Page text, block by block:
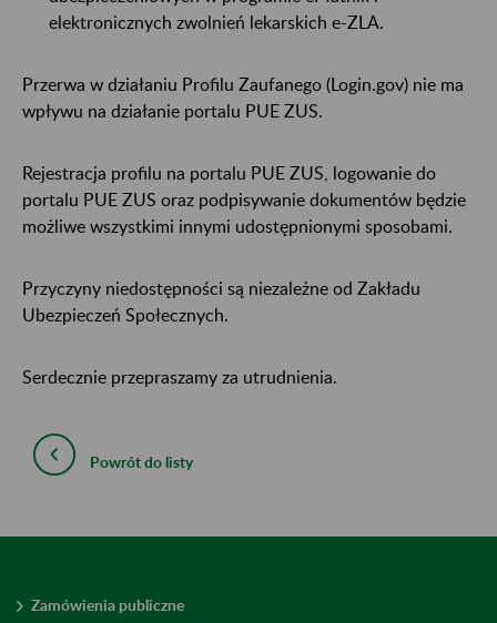
elektronicznych zwolnień lekarskich e-ZLA.
Przerwa w działaniu Profilu Zaufanego (Login.gov) nie ma
wpływu na działanie portalu PUE ZUS.
Rejestracja profilu na portalu PUE ZUS, logowanie do
portalu PUE ZUS oraz podpisywanie dokumentów będzie
możliwe wszystkimi innymi udostępnionymi sposobami.
Przyczyny niedostępności są niezależne od Zakładu
Ubezpieczeń Społecznych.
Serdecznie przepraszamy za utrudnienia.
Powrót do listy
Zamówienia publiczne